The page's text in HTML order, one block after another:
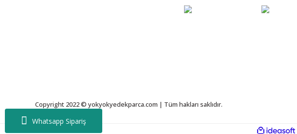
Whatsapp Sipariş
Copyright 2022 © yokyokyedekparca.com | Tüm hakları saklıdır.